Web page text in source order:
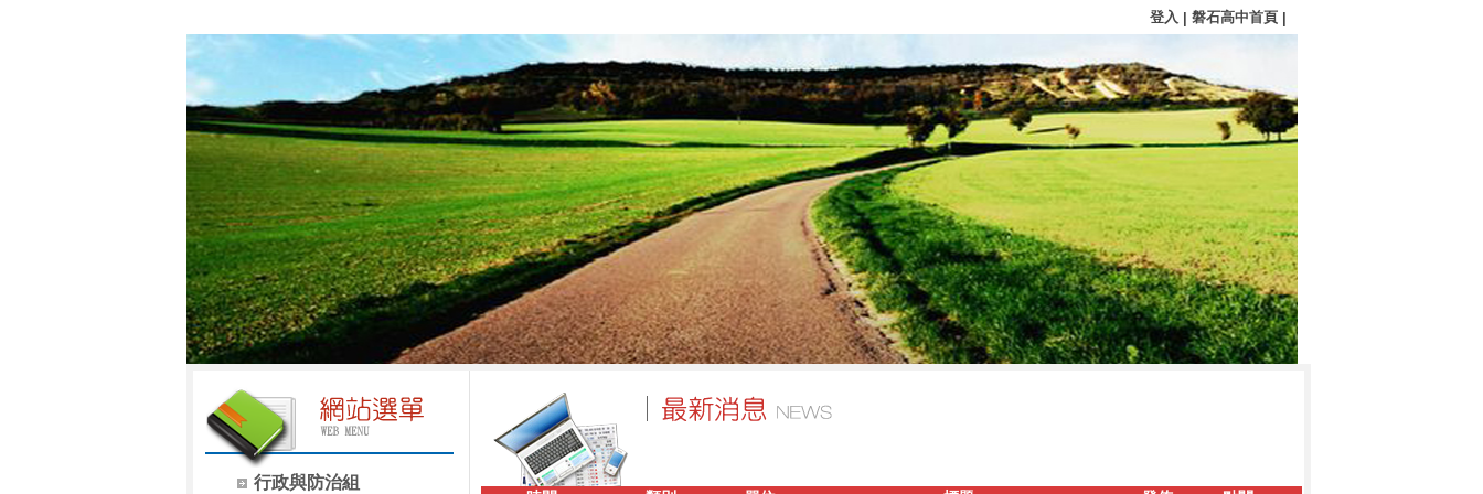
登入 | 磐石高中首頁|
行政與防治組